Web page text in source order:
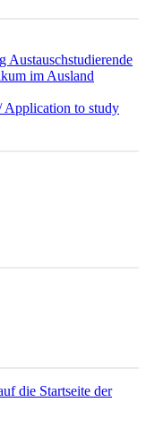
Austauschstudierende
im Ausland
Application to study